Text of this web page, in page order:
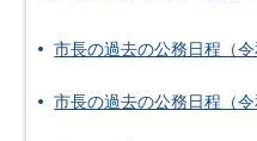
市長の過去の公務日程（
市長の過去の公務日程（